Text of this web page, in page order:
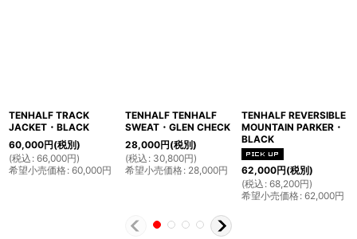
TENHALF TRACK
JACKET・BLACK
60,000円(税別)
(税込 : 66,000円)
希望小売価格: 60,000円
TENHALF TENHALF
SWEAT・GLEN CHECK
28,000円(税別)
(税込 : 30,800円)
希望小売価格: 28,000円
TENHALF REVERSIBLE
MOUNTAIN PARKER・
BLACK
62,000円(税別)
(税込 : 68,200円)
希望小売価格: 62,000円